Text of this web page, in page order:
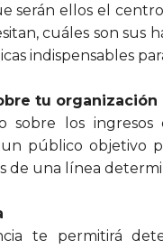
serán ellos el
cuáles son sus
indispensables
tu organización
sobre los
público objetivo
de una línea
te permitirá